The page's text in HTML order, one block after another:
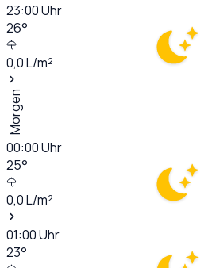
23:00Uhr
26°
0,0L/m²
Morgen
00:00Uhr
25°
0,0L/m²
01:00Uhr
23°